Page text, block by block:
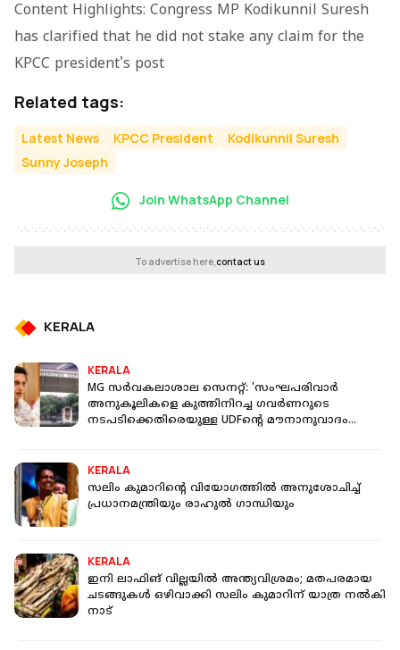
Content Highlights: Congress MP Kodikunnil Suresh
has clarified that he did not stake any claim for the
KPCC president's post
Related tags:
Latest News KPCC President
Kodikunnil Suresh
Sunny Joseph
Join WhatsApp Channel
To advertise here,contact us
KERALA
KERALA
MG സർവകലാശാല സെനറ്റ്: 'സംഘപരിവാർ
അനുകൂലികളെ കുത്തിനിറച്ച ഗവർണറുടെ
നടപടിക്കെതിരെയുള്ള UDFൻ്റെ മൗനാനുവാദം
KERALA
സലിം കുമാറിൻ്റെ വിയോ​ഗത്തിൽ അനുശോചിച്ച്
പ്രധാനമന്ത്രിയും രാഹുൽ ​ഗാന്ധിയും
KERALA
ഇനി ലാഫിങ് വില്ലയില്‍ അന്ത്യവിശ്രമം; മതപരമായ
ചടങ്ങുകള്‍ ഒഴിവാക്കി സലിം കുമാറിന് യാത്ര നല്‍കി
നാട്